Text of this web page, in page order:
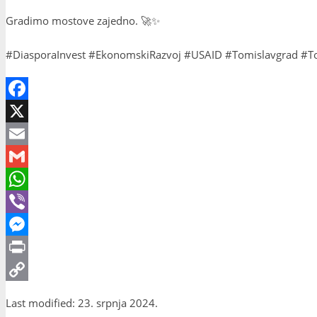
Gradimo mostove zajedno. 🚀✨
#DiasporaInvest #EkonomskiRazvoj #USAID #Tomislavgrad
Facebook
X
Email
Gmail
WhatsApp
Viber
Messenger
Print
Last modified: 23. srpnja 2024.